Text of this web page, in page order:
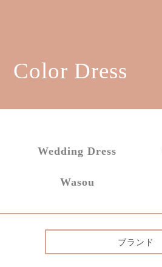
Color Dress
Wedding Dress
Wasou
ブランド